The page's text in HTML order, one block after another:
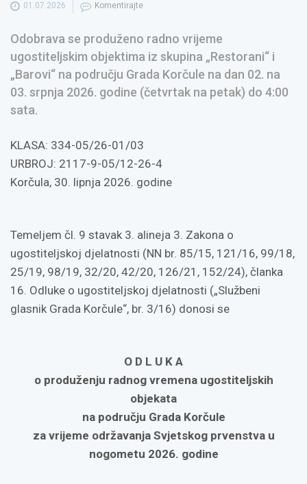
01.07.2026 Komentirajte
Odobrava se produženo radno vrijeme
ugostiteljskim objektima iz skupina „Restorani“ i
„Barovi“ na području Grada Korčule na dan 02. na
03. srpnja 2026. godine (četvrtak na petak) do 4:00
sata.
KLASA: 334-05/26-01/03
URBROJ: 2117-9-05/12-26-4
Korčula, 30. lipnja 2026. godine
Temeljem čl. 9 stavak 3. alineja 3. Zakona o
ugostiteljskoj djelatnosti (NN br. 85/15, 121/16, 99/18,
25/19, 98/19, 32/20, 42/20, 126/21, 152/24), članka
16. Odluke o ugostiteljskoj djelatnosti („Službeni
glasnik Grada Korčule“, br. 3/16) donosi se
O D L U K A
o produženju radnog vremena ugostiteljskih
objekata
na području Grada Korčule
za vrijeme održavanja Svjetskog prvenstva u
nogometu 2026. godine